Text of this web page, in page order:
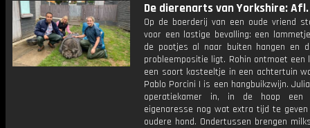
De dierenarts van Yorkshire: Afl.
Op de boerderij van een oude vriend
voor een lastige bevalling: een
de pootjes al naar buiten hangen en
probleempositie ligt. Rohin ontmoet een
een soort kasteeltje in een achtertuin
Pablo Porcini I is een hangbuikzwijn.
operatiekamer in, in de hoop een
eigenaresse nog wat extra tijd te
oudere hond. Ondertussen brengen